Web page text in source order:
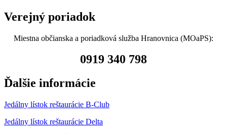
Verejný poriadok
Miestna občianska a poriadková služba Hranovnica (MOaPS):
0919 340 798
Ďalšie informácie
Jedálny lístok reštaurácie B-Club
Jedálny lístok reštaurácie Delta